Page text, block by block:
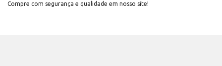
Compre com segurança e qualidade em nosso site!